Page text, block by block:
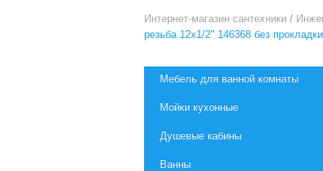
Интернет-магазин сантехники /
резьба 12х1/2" 146368 без прокладки
Мебель для ванной комнаты
Мойки кухонные
Душевые кабины
Ванны